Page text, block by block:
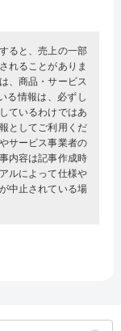
ると、売上の一部
れることがありま
、商品・サービス
る情報は、必ずし
ているわけではあ
としてご利用くだ
サービス事業者の
内容は記事作成時
ルによって仕様や
中止されている場